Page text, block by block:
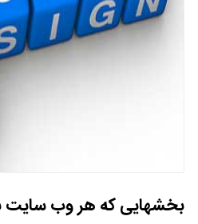
بخشهایی که هر وب سایت